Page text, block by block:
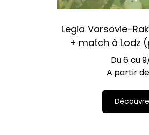
Legia Varsovie-
+ match à Lodz
Du 6 au
A partir de